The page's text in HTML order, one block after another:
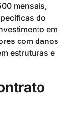
mensais,
do
em
com danos
estruturas e